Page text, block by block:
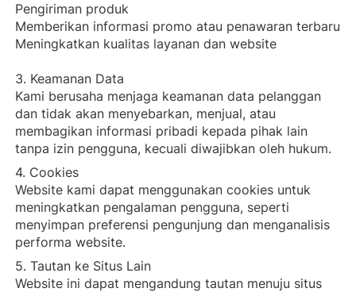
Pengiriman produk
Meningkatkan kualitas layanan dan website
3. Keamanan Data
Kami berusaha menjaga keamanan data pelanggan
dan tidak akan menyebarkan, menjual, atau
membagikan informasi pribadi kepada pihak lain
tanpa izin pengguna, kecuali diwajibkan oleh hukum.
4. Cookies
Website kami dapat menggunakan cookies untuk
meningkatkan pengalaman pengguna, seperti
menyimpan preferensi pengunjung dan menganalisis
performa website.
5. Tautan ke Situs Lain
Website ini dapat mengandung tautan menuju situs